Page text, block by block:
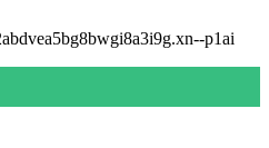
p1ai